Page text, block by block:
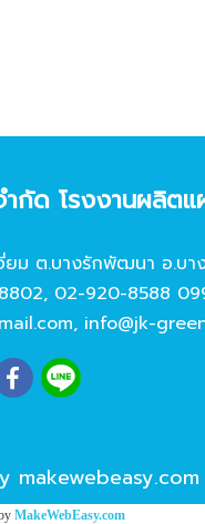
กัด โรงงานผลิต
ม ต.บางรักพัฒนา อ.บาง
, 02-920-8588
, info@jk-
makewebeasy.com
MakeWebEasy.com